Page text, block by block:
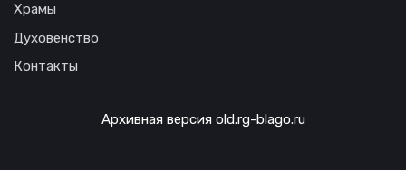
Храмы
Духовенство
Контакты
Архивная версия old.rg-blago.ru